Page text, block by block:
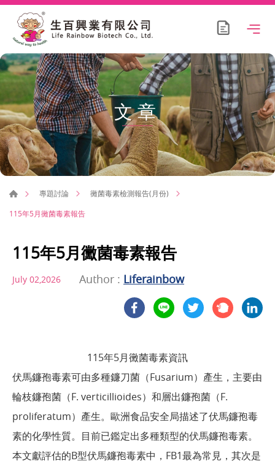
文章
專題討論 黴菌毒素檢測報告(月份)
115年5月黴菌毒素報告
115年5月黴菌毒素報告
July 02,2026 Author : Liferainbow
115年5月黴菌毒素資訊
伏馬鐮孢毒素可由多種鐮刀菌（Fusarium）產生，主要由
輪枝鐮孢菌（F. verticillioides）和層出鐮孢菌（F.
proliferatum）產生。歐洲食品安全局描述了伏馬鐮孢毒
素的化學性質。目前已鑑定出多種類型的伏馬鐮孢毒素。
本文獻評估的B型伏馬鐮孢毒素中，FB1最為常見，其次是